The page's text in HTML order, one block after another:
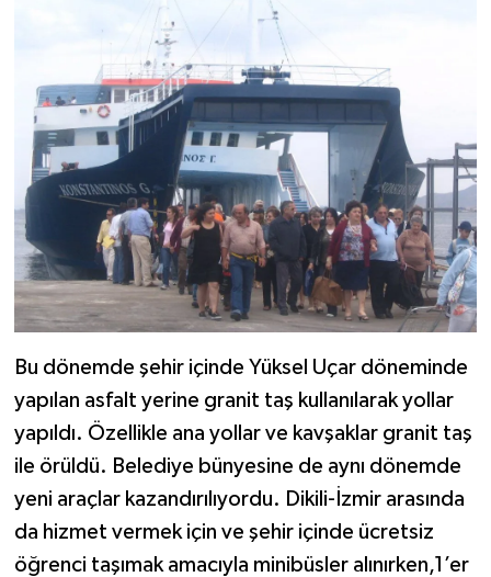
Bu dönemde şehir içinde Yüksel Uçar döneminde
yapılan asfalt yerine granit taş kullanılarak yollar
yapıldı. Özellikle ana yollar ve kavşaklar granit taş
ile örüldü. Belediye bünyesine de aynı dönemde
yeni araçlar kazandırılıyordu. Dikili-İzmir arasında
da hizmet vermek için ve şehir içinde ücretsiz
öğrenci taşımak amacıyla minibüsler alınırken,1’er